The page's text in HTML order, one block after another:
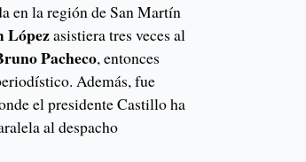
en la región de San Martín
Lópezasistiera tres veces al
Pacheco, entonces
Además, fue
el presidente Castillo ha
al despacho